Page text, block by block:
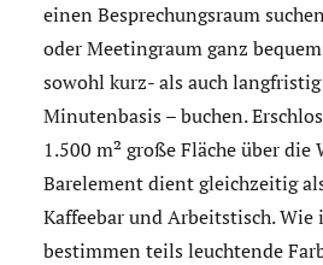
einen Besprechungsraum
oder Meetingraum ganz
sowohl kurz- als auch
Minutenbasis – buchen.
1.500 m² große Fläche über die
Barelement dient gleichzeitig
Kaffeebar und Arbeitstisch. Wie
bestimmen teils leuchtende